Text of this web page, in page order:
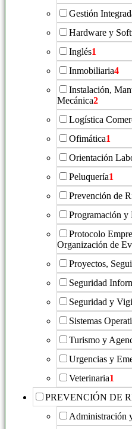
Gestión
Hardware y
Inglés1
Inmobiliaria4
Instalación,
Mecánica2
Logística
Ofimática1
Orientación
Peluquería1
Prevención de
Programación y
Protocolo
Organización de
Proyectos,
Seguridad
Seguridad y
Sistemas
Turismo y
Urgencias y
Veterinaria1
PREVENCIÓN DE
Administración